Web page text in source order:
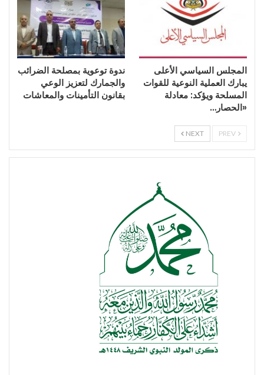
المجلس السياسي الأعلى
يبارك العملية النوعية للقوات
المسلحة ويؤكد: معادلة
«الحصار…
ندوة توعوية بمصلحة الضرائب
والجمارك لتعزيز الوعي
بقانون التأمينات والمعاشات
NEXT